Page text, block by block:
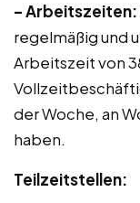
– Arbeitszeiten:
regelmäßig und
Arbeitszeit von
der Woche, an
haben.
Teilzeitstellen: